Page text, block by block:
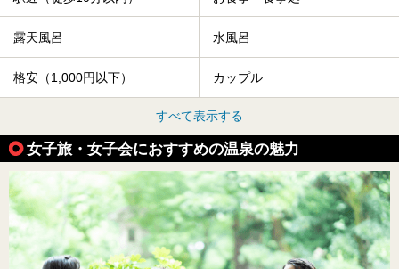
露天風呂 水風呂
格安（1,000円以下） カップル
すべて表示する
女子旅・女子会におすすめの温泉の魅力